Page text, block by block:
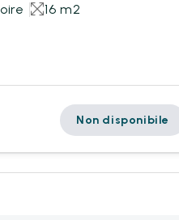
16 m2
Non disponibile